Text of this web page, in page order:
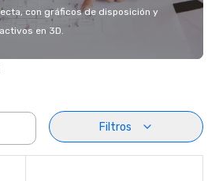
con gráficos de disposición y
en 3D.
Filtros